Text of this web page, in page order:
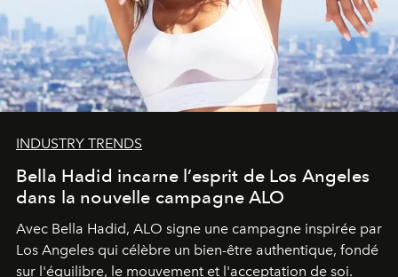
INDUSTRY TRENDS
Bella Hadid incarne l’esprit de Los Angeles
dans la nouvelle campagne ALO
Avec Bella Hadid, ALO signe une campagne inspirée par
Los Angeles qui célèbre un bien-être authentique, fondé
sur l'équilibre, le mouvement et l'acceptation de soi.